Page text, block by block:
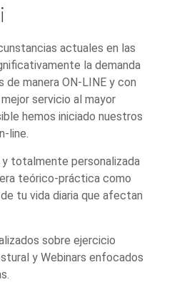
actuales en las
la demanda
manera ON-LINE y con
servicio al mayor
hemos iniciado nuestros
line.
y totalmente personalizada
teórico-práctica como
tu vida diaria que afectan
sobre ejercicio
y Webinars enfocados